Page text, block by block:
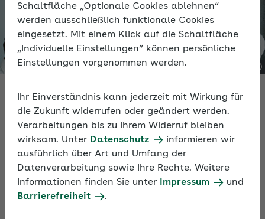
Schaltfläche „Optionale Cookies ablehnen“
werden ausschließlich funktionale Cookies
eingesetzt. Mit einem Klick auf die Schaltfläche
„Individuelle Einstellungen“ können persönliche
Einstellungen vorgenommen werden.
Ihr Einverständnis kann jederzeit mit Wirkung für
die Zukunft widerrufen oder geändert werden.
Verarbeitungen bis zu Ihrem Widerruf bleiben
wirksam. Unter Datenschutz
informieren wir
ausführlich über Art und Umfang der
Datenverarbeitung sowie Ihre Rechte. Weitere
Informationen finden Sie unter
Impressum
und
Barrierefreiheit
.
Video
Positiv führen – Anregungen aus der Positiven
Psychologie
In rund 60 Minuten erfahren Sie im Video, wie Sie
mit Erkenntnissen der Positiven Psychologie Ihr
Team produktiver und zufriedener machen können